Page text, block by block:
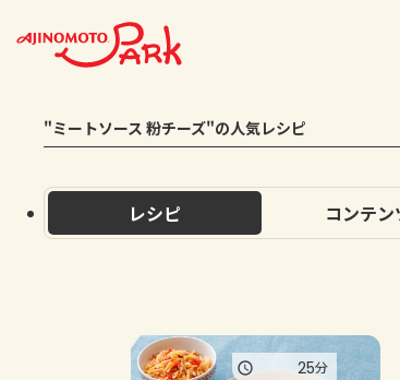
"ミートソース 粉チーズ"の人気レシピ
レシピ コンテン
25分